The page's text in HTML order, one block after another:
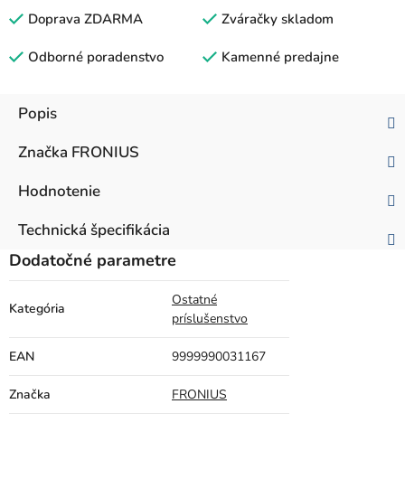
Doprava ZDARMA Zváračky skladom
Odborné poradenstvo Kamenné predajne
Popis
Značka FRONIUS
Hodnotenie
Technická špecifikácia
Dodatočné parametre
Kategória
Ostatné
príslušenstvo
EAN 9999990031167
Značka FRONIUS